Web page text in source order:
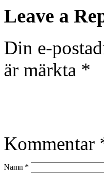
Leave a
Din e-
är märkta *
Kommentar
Namn *